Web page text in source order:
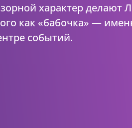
характер делают
как «бабочка» —
событий.